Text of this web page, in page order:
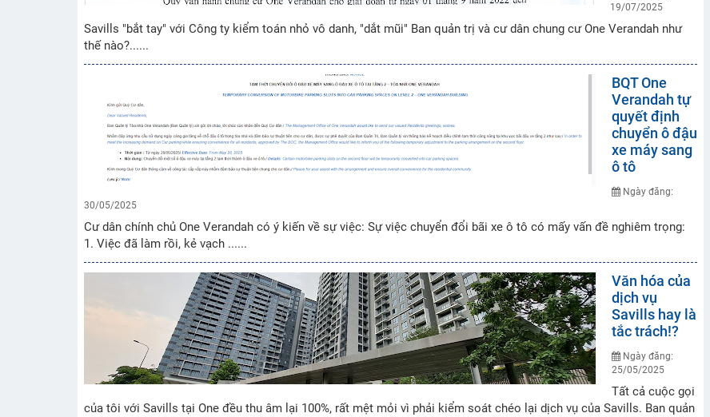
19/07/2025
Savills "bắt tay" với Công ty kiểm toán nhỏ vô danh, "dắt mũi" Ban quản trị và cư dân chung cư One Verandah như
thế nào?......
BQT One
Verandah tự
quyết định
chuyển ô đậu
xe máy sang
ô tô
Ngày đăng:
30/05/2025
Cư dân chính chủ One Verandah có ý kiến về sự việc: Sự việc chuyển đổi bãi xe ô tô có mấy vấn đề nghiêm trọng:
1. Việc đã làm rồi, kẻ vạch ......
Văn hóa của
dịch vụ
Savills hay là
tắc trách!?
Ngày đăng:
25/05/2025
Tất cả cuộc gọi
của tôi với Savills tại One đều thu âm lại 100%, rất mệt mỏi vì phải kiểm soát chéo lại dịch vụ của Savills. Ban quản